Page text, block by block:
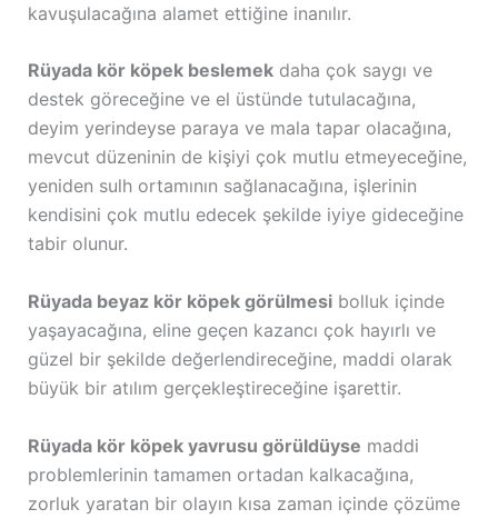
kavuşulacağına alamet ettiğine inanılır.
Rüyada kör köpek beslemekdaha çok saygı ve
destek göreceğine ve el üstünde tutulacağına,
deyim yerindeyse paraya ve mala tapar olacağına,
mevcut düzeninin de kişiyi çok mutlu etmeyeceğine,
yeniden sulh ortamının sağlanacağına, işlerinin
kendisini çok mutlu edecek şekilde iyiye gideceğine
tabir olunur.
Rüyada beyaz kör köpek görülmesibolluk içinde
yaşayacağına, eline geçen kazancı çok hayırlı ve
güzel bir şekilde değerlendireceğine, maddi olarak
büyük bir atılım gerçekleştireceğine işarettir.
Rüyada kör köpek yavrusu görüldüyse maddi
problemlerinin tamamen ortadan kalkacağına,
zorluk yaratan bir olayın kısa zaman içinde çözüme